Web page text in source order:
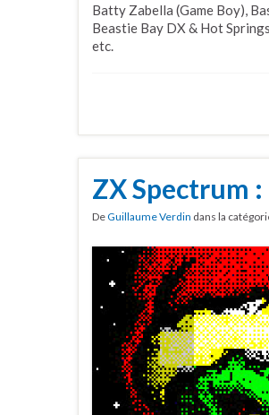
Batty Zabella (Game Boy),
Beastie Bay DX & Hot
etc.
ZX Spectrum
DeGuillaume Verdin dans la